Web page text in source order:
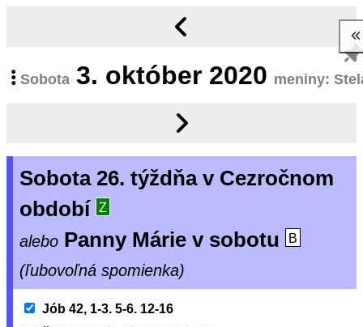
Sobota 3. október 2020 meniny:
Sobota 26. týždňa v Cezročnom
období
Z
alebo Panny Márie v sobotu B
(ľubovoľná spomienka)
Jób 42, 1-3. 5-6. 12-16